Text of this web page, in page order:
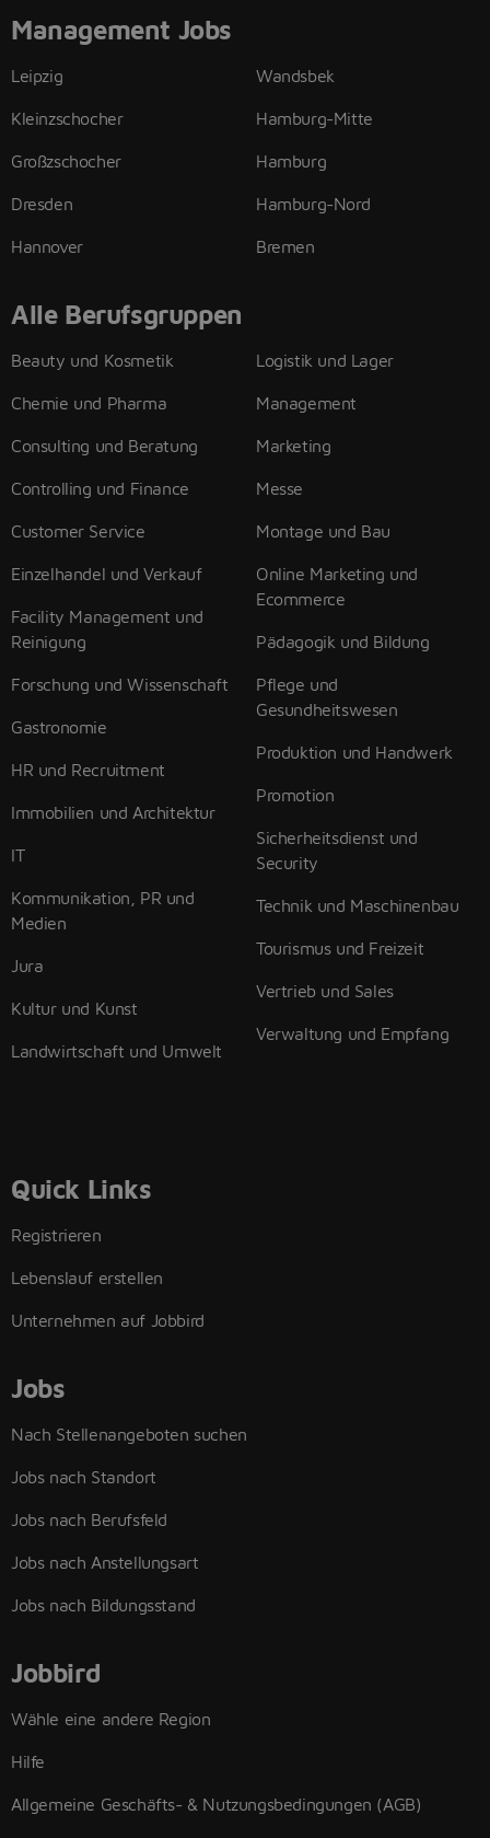
Management Jobs
Leipzig
Kleinzschocher
Großzschocher
Dresden
Hannover
Wandsbek
Hamburg-Mitte
Hamburg
Hamburg-Nord
Bremen
Alle Berufsgruppen
Beauty und Kosmetik
Chemie und Pharma
Consulting und Beratung
Controlling und Finance
Customer Service
Einzelhandel und Verkauf
Facility Management und
Reinigung
Forschung und Wissenschaft
Gastronomie
HR und Recruitment
Immobilien und Architektur
IT
Kommunikation, PR und
Medien
Jura
Kultur und Kunst
Landwirtschaft und Umwelt
Logistik und Lager
Management
Marketing
Messe
Montage und Bau
Online Marketing und
Ecommerce
Pädagogik und Bildung
Pflege und
Gesundheitswesen
Produktion und Handwerk
Promotion
Sicherheitsdienst und
Security
Technik und Maschinenbau
Tourismus und Freizeit
Vertrieb und Sales
Verwaltung und Empfang
Quick Links
Registrieren
Lebenslauf erstellen
Unternehmen auf Jobbird
Jobs
Nach Stellenangeboten suchen
Jobs nach Standort
Jobs nach Berufsfeld
Jobs nach Anstellungsart
Jobs nach Bildungsstand
Jobbird
Wähle eine andere Region
Hilfe
Allgemeine Geschäfts- & Nutzungsbedingungen (AGB)